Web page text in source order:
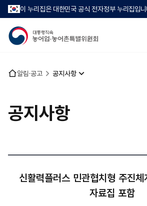
이 누리집은 대한민국 공식 전자정부 누리집입
홈 알림·공고 공지사항
공지사항
신활력플러스 민관협치형 주진
자료집 포함